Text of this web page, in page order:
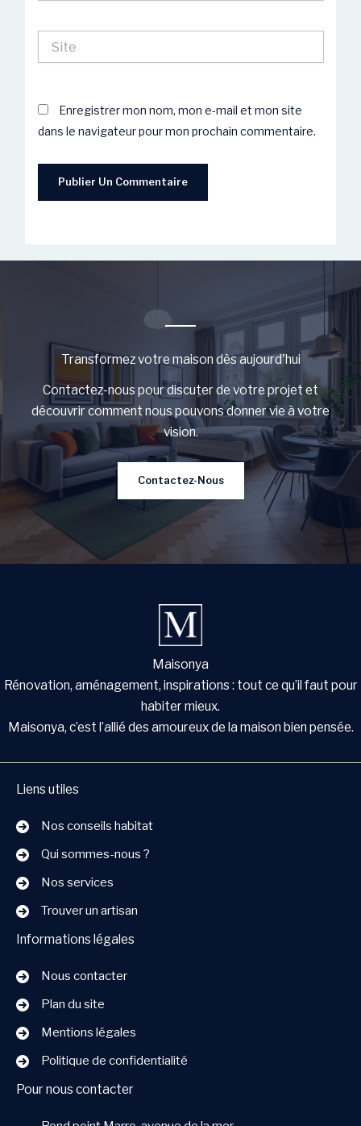
Enregistrer mon nom, mon e-mail et mon site
dans le navigateur pour mon prochain commentaire.
Transformez votre maison dès aujourd'hui
Contactez-nous pour discuter de votre projet et
découvrir comment nous pouvons donner vie à votre
vision.
Contactez-Nous
Maisonya
Rénovation, aménagement, inspirations : tout ce qu’il faut pour
habiter mieux.
Maisonya, c’est l’allié des amoureux de la maison bien pensée.
Liens utiles
Nos conseils habitat
Qui sommes-nous ?
Nos services
Trouver un artisan
Informations légales
Nous contacter
Plan du site
Mentions légales
Politique de confidentialité
Pour nous contacter